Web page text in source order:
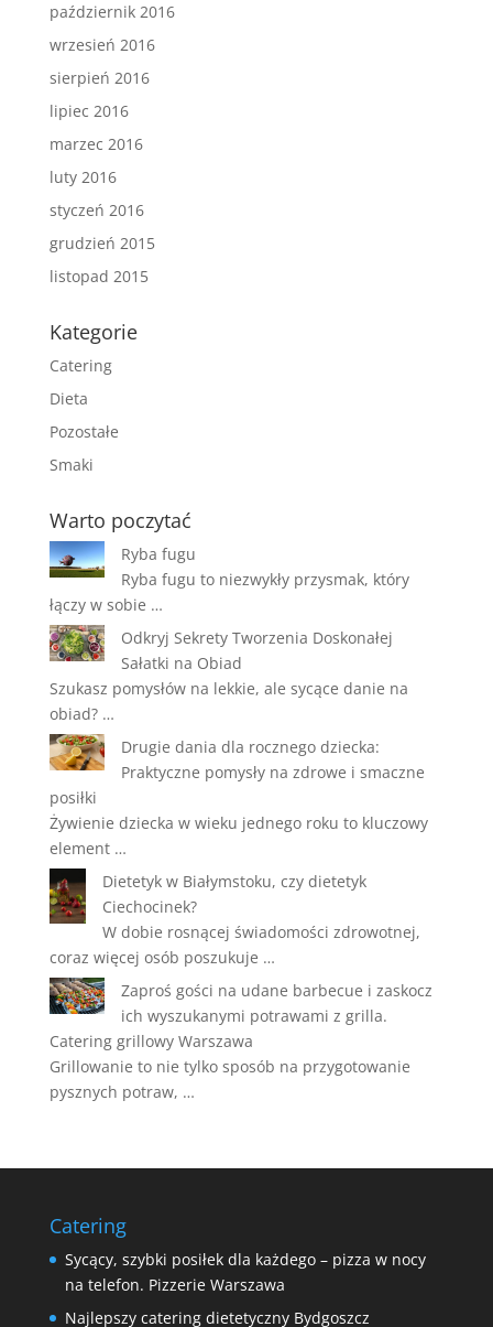
październik 2016
wrzesień 2016
sierpień 2016
lipiec 2016
marzec 2016
luty 2016
styczeń 2016
grudzień 2015
listopad 2015
Kategorie
Catering
Dieta
Pozostałe
Smaki
Warto poczytać
Ryba fugu
Ryba fugu to niezwykły przysmak, który
łączy w sobie …
Odkryj Sekrety Tworzenia Doskonałej
Sałatki na Obiad
Szukasz pomysłów na lekkie, ale sycące danie na
obiad? …
Drugie dania dla rocznego dziecka:
Praktyczne pomysły na zdrowe i smaczne
posiłki
Żywienie dziecka w wieku jednego roku to kluczowy
element …
Dietetyk w Białymstoku, czy dietetyk
Ciechocinek?
W dobie rosnącej świadomości zdrowotnej,
coraz więcej osób poszukuje …
Zaproś gości na udane barbecue i zaskocz
ich wyszukanymi potrawami z grilla.
Catering grillowy Warszawa
Grillowanie to nie tylko sposób na przygotowanie
pysznych potraw, …
Catering
Sycący, szybki posiłek dla każdego – pizza w nocy
na telefon. Pizzerie Warszawa
Najlepszy catering dietetyczny Bydgoszcz